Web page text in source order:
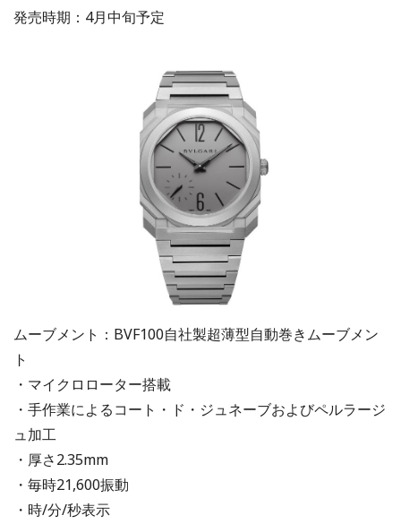
発売時期：4月中旬予定
ムーブメント：BVF100自社製超薄型自動巻きムーブメン
ト
・マイクロローター搭載
・手作業によるコート・ド・ジュネーブおよびペルラージ
ュ加工
・厚さ2.35mm
・毎時21,600振動
・時/分/秒表示